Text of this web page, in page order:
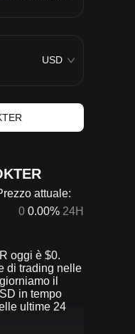
USD
attuale:
0 0.00% 24H
oggi è $0.
di trading nelle
il
in tempo
ultime 24